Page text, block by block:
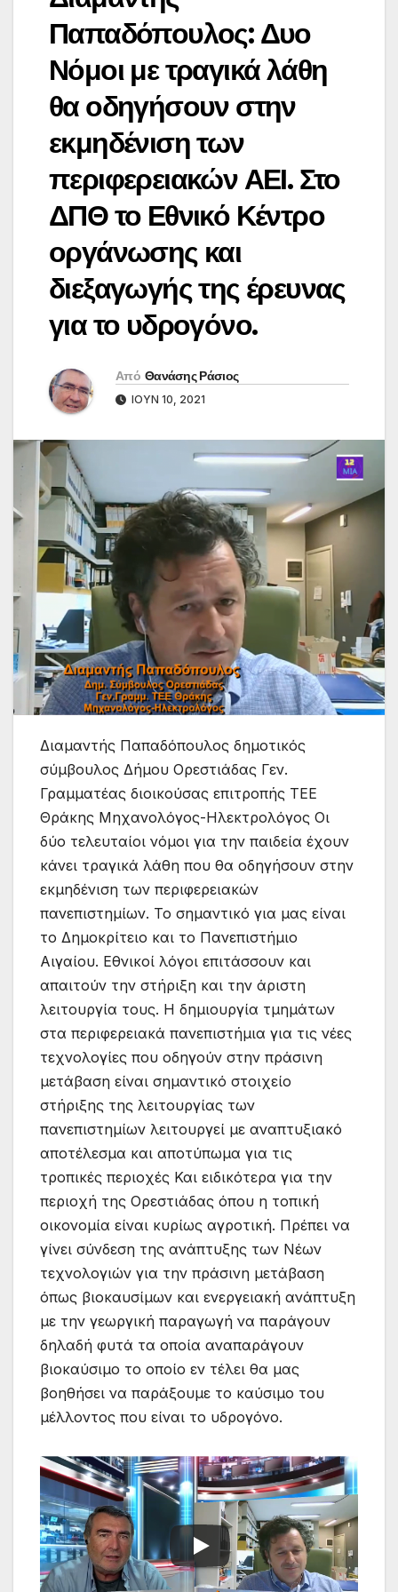
Παπαδόπουλος: Δυο
Νόμοι με τραγικά λάθη
θα οδηγήσουν στην
εκμηδένιση των
περιφερειακών ΑΕΙ. Στο
ΔΠΘ το Εθνικό Κέντρο
οργάνωσης και
διεξαγωγής της έρευνας
για το υδρογόνο.
Από Θανάσης Ράσιος
ΙΟΎΝ 10, 2021
Διαμαντής Παπαδόπουλος δημοτικός
σύμβουλος Δήμου Ορεστιάδας Γεν.
Γραμματέας διοικούσας επιτροπής ΤΕΕ
Θράκης Μηχανολόγος-Ηλεκτρολόγος Οι
δύο τελευταίοι νόμοι για την παιδεία έχουν
κάνει τραγικά λάθη που θα οδηγήσουν στην
εκμηδένιση των περιφερειακών
πανεπιστημίων. Το σημαντικό για μας είναι
το Δημοκρίτειο και το Πανεπιστήμιο
Αιγαίου. Εθνικοί λόγοι επιτάσσουν και
απαιτούν την στήριξη και την άριστη
λειτουργία τους. Η δημιουργία τμημάτων
στα περιφερειακά πανεπιστήμια για τις νέες
τεχνολογίες που οδηγούν στην πράσινη
μετάβαση είναι σημαντικό στοιχείο
στήριξης της λειτουργίας των
πανεπιστημίων λειτουργεί με αναπτυξιακό
αποτέλεσμα και αποτύπωμα για τις
τροπικές περιοχές Και ειδικότερα για την
περιοχή της Ορεστιάδας όπου η τοπική
οικονομία είναι κυρίως αγροτική. Πρέπει να
γίνει σύνδεση της ανάπτυξης των Νέων
τεχνολογιών για την πράσινη μετάβαση
όπως βιοκαυσίμων και ενεργειακή ανάπτυξη
με την γεωργική παραγωγή να παράγουν
δηλαδή φυτά τα οποία αναπαράγουν
βιοκαύσιμο το οποίο εν τέλει θα μας
βοηθήσει να παράξουμε το καύσιμο του
μέλλοντος που είναι το υδρογόνο.